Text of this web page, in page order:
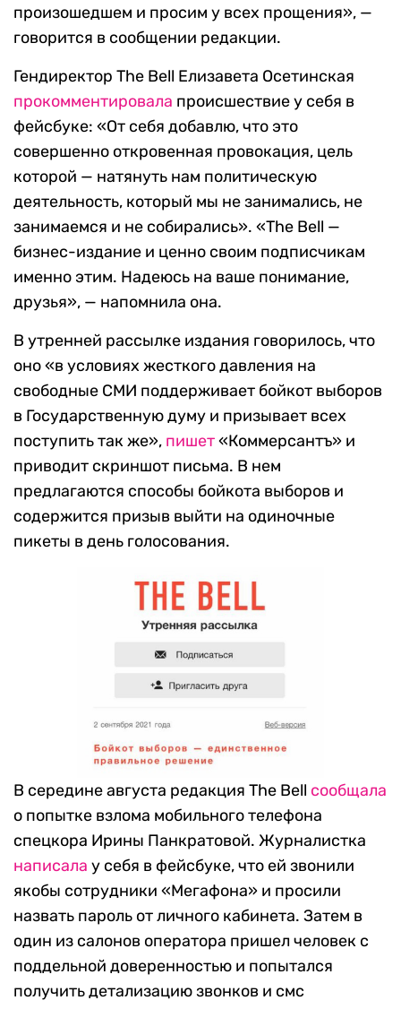
произошедшем и просим у всех прощения», —
говорится в сообщении редакции.
Гендиректор The Bell Елизавета Осетинская
прокомментировала происшествие у себя в
фейсбуке: «От себя добавлю, что это
совершенно откровенная провокация, цель
которой — натянуть нам политическую
деятельность, который мы не занимались, не
занимаемся и не собирались». «The Bell —
бизнес-издание и ценно своим подписчикам
именно этим. Надеюсь на ваше понимание,
друзья», — напомнила она.
В утренней рассылке издания говорилось, что
оно «в условиях жесткого давления на
свободные СМИ поддерживает бойкот выборов
в Государственную думу и призывает всех
поступить так же», пишет«Коммерсантъ» и
приводит скриншот письма. В нем
предлагаются способы бойкота выборов и
содержится призыв выйти на одиночные
пикеты в день голосования.
В середине августа редакция The Bell сообщала
о попытке взлома мобильного телефона
спецкора Ирины Панкратовой. Журналистка
написала у себя в фейсбуке, что ей звонили
якобы сотрудники «Мегафона» и просили
назвать пароль от личного кабинета. Затем в
один из салонов оператора пришел человек с
поддельной доверенностью и попытался
получить детализацию звонков и смс